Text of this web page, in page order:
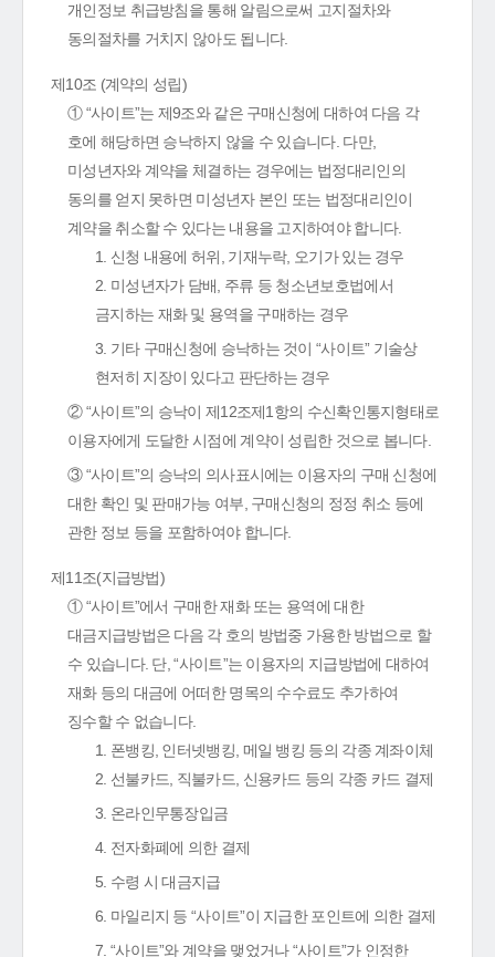
개인정보 취급방침을 통해 알림으로써 고지절차와
동의절차를 거치지 않아도 됩니다.
제10조 (계약의 성립)
① “사이트”는 제9조와 같은 구매신청에 대하여 다음 각
호에 해당하면 승낙하지 않을 수 있습니다. 다만,
미성년자와 계약을 체결하는 경우에는 법정대리인의
동의를 얻지 못하면 미성년자 본인 또는 법정대리인이
계약을 취소할 수 있다는 내용을 고지하여야 합니다.
1. 신청 내용에 허위, 기재누락, 오기가 있는 경우
2. 미성년자가 담배, 주류 등 청소년보호법에서
금지하는 재화 및 용역을 구매하는 경우
3. 기타 구매신청에 승낙하는 것이 “사이트” 기술상
현저히 지장이 있다고 판단하는 경우
② “사이트”의 승낙이 제12조제1항의 수신확인통지형태로
이용자에게 도달한 시점에 계약이 성립한 것으로 봅니다.
③ “사이트”의 승낙의 의사표시에는 이용자의 구매 신청에
대한 확인 및 판매가능 여부, 구매신청의 정정 취소 등에
관한 정보 등을 포함하여야 합니다.
제11조(지급방법)
① “사이트”에서 구매한 재화 또는 용역에 대한
대금지급방법은 다음 각 호의 방법중 가용한 방법으로 할
수 있습니다. 단, “사이트”는 이용자의 지급방법에 대하여
재화 등의 대금에 어떠한 명목의 수수료도 추가하여
징수할 수 없습니다.
1. 폰뱅킹, 인터넷뱅킹, 메일 뱅킹 등의 각종 계좌이체
2. 선불카드, 직불카드, 신용카드 등의 각종 카드 결제
3. 온라인무통장입금
4. 전자화폐에 의한 결제
5. 수령 시 대금지급
6. 마일리지 등 “사이트”이 지급한 포인트에 의한 결제
7. “사이트”와 계약을 맺었거나 “사이트”가 인정한